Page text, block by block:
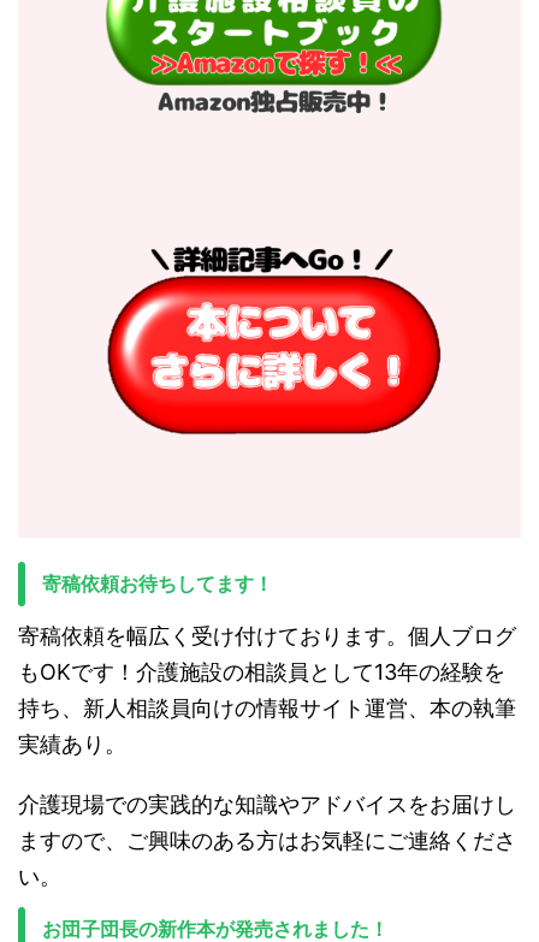
寄稿依頼お待ちしてます！
寄稿依頼を幅広く受け付けております。個人ブログ
もOKです！介護施設の相談員として13年の経験を
持ち、新人相談員向けの情報サイト運営、本の執筆
実績あり。
介護現場での実践的な知識やアドバイスをお届けし
ますので、ご興味のある方はお気軽にご連絡くださ
い。
お団子団長の新作本が発売されました！